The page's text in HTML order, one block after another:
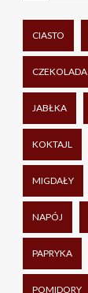
CIASTO
CZEKOLADA
JABŁKA
KOKTAJL
MIGDAŁY
NAPÓJ
PAPRYKA
POMIDORY